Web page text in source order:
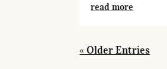
read more
« Older Entries